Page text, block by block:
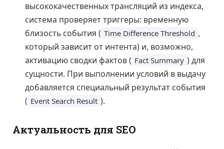
высококачественных трансляций из индекса,
система проверяет триггеры: временную
близость события ( Time Difference Threshold ,
который зависит от интента) и, возможно,
активацию сводки фактов ( Fact Summary ) для
сущности. При выполнении условий в выдачу
добавляется специальный результат события
( Event Search Result ).
Актуальность для SEO